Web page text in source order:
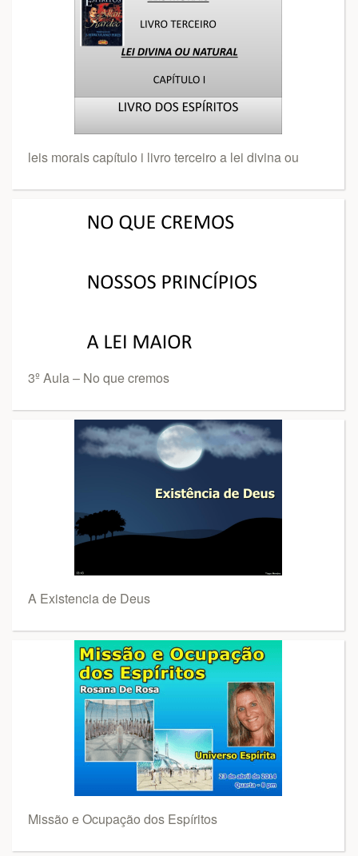
leis morais capítulo i livro terceiro a lei divina ou
3º Aula – No que cremos
A Existencia de Deus
Missão e Ocupação dos Espíritos